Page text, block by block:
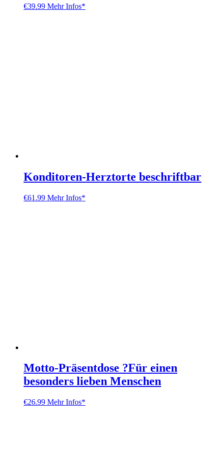
€39.99 Mehr Infos*
Konditoren-Herztorte beschriftbar
€61.99 Mehr Infos*
Motto-Präsentdose ?Für einen
besonders lieben Menschen
€26.99 Mehr Infos*